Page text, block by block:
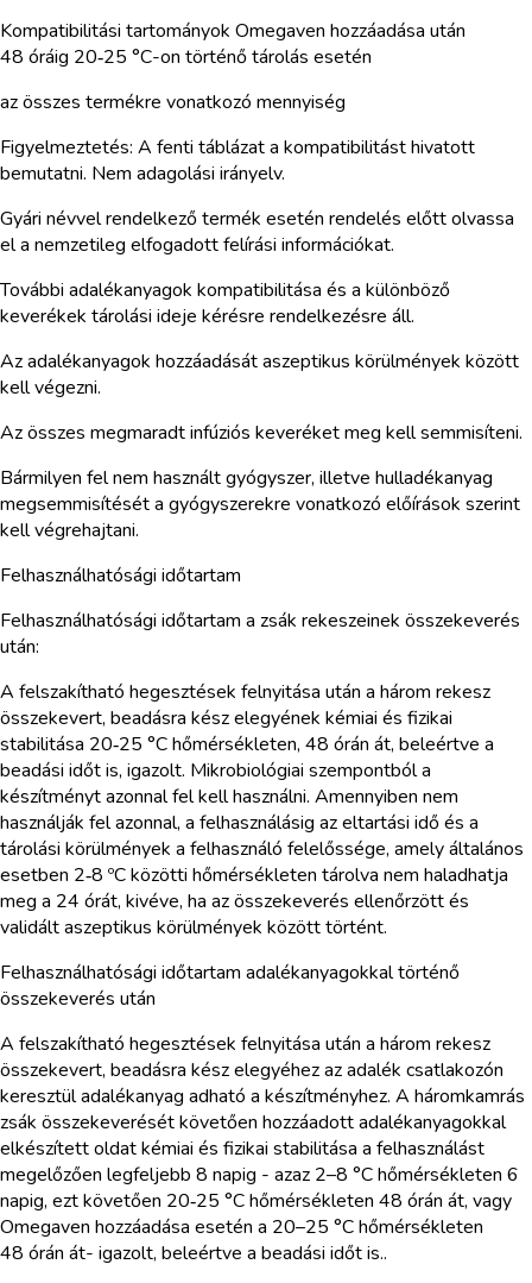
Kompatibilitási tartományok Omegaven hozzáadása után
48 óráig 20‑25 °C-on történő tárolás esetén
az összes termékre vonatkozó mennyiség
Figyelmeztetés: A fenti táblázat a kompatibilitást hivatott
bemutatni. Nem adagolási irányelv.
Gyári névvel rendelkező termék esetén rendelés előtt olvassa
el a nemzetileg elfogadott felírási információkat.
További adalékanyagok kompatibilitása és a különböző
keverékek tárolási ideje kérésre rendelkezésre áll.
Az adalékanyagok hozzáadását aszeptikus körülmények között
kell végezni.
Az összes megmaradt infúziós keveréket meg kell semmisíteni.
Bármilyen fel nem használt gyógyszer, illetve hulladékanyag
megsemmisítését a gyógyszerekre vonatkozó előírások szerint
kell végrehajtani.
Felhasználhatósági időtartam
Felhasználhatósági időtartam a zsák rekeszeinek összekeverés
után:
A felszakítható hegesztések felnyitása után a három rekesz
összekevert, beadásra kész elegyének kémiai és fizikai
stabilitása 20‑25 °C hőmérsékleten, 48 órán át, beleértve a
beadási időt is, igazolt. Mikrobiológiai szempontból a
készítményt azonnal fel kell használni. Amennyiben nem
használják fel azonnal, a felhasználásig az eltartási idő és a
tárolási körülmények a felhasználó felelőssége, amely általános
esetben 2‑8 ºC közötti hőmérsékleten tárolva nem haladhatja
meg a 24 órát, kivéve, ha az összekeverés ellenőrzött és
validált aszeptikus körülmények között történt.
Felhasználhatósági időtartam adalékanyagokkal történő
összekeverés után
A felszakítható hegesztések felnyitása után a három rekesz
összekevert, beadásra kész elegyéhez az adalék csatlakozón
keresztül adalékanyag adható a készítményhez. A háromkamrás
zsák összekeverését követően hozzáadott adalékanyagokkal
elkészített oldat kémiai és fizikai stabilitása a felhasználást
megelőzően legfeljebb 8 napig - azaz 2–8 °C hőmérsékleten 6
napig, ezt követően 20‑25 °C hőmérsékleten 48 órán át, vagy
Omegaven hozzáadása esetén a 20–25 °C hőmérsékleten
48 órán át- igazolt, beleértve a beadási időt is..